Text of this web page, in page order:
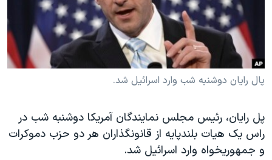
فرهنگ و زندگی
حقوق شهروندی
اقتصادی
علم و فناوری
گالری عکس
آرشیو پخش زنده
مستندها
انتخابات ریاست جمهوری آمریکا ۲۰۲۴
حمله جمهوری اسلامی به اسرائیل
رمز مهسا
اعتراضات زن، زندگی، آزادی
مجموعه مستندهای دادخواهی
دنبال کنید
پال رایان دوشنبه شب وارد اسرائیل شد.
پل رایان، رئیس مجلس نمایندگان آمریکا دوشنبه شب در
راس یک هیات بلندپایه از قانونگذاران هر دو حزب دموکرات
و جمهوریخواه وارد اسرائیل شد.